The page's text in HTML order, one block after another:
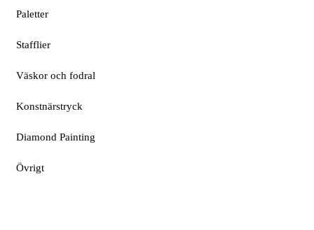
Paletter
Stafflier
Väskor och fodral
Konstnärstryck
Diamond Painting
Övrigt